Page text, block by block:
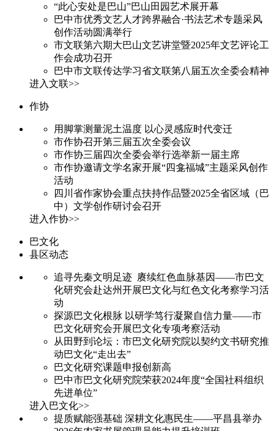
“此心安处是巴山”巴山田园艺术展开幕
巴中市优秀文艺人才跨界融合·书法艺术专题采风
创作活动圆满举行
市文联第六期大巴山文艺讲堂暨2025年文艺评论工
作会成功召开
巴中市文联传达学习省文联第八届五次全委会精神
进入文联>>
作协
用脚掌测量泥土温度 以心灵感应时代变迁
市作协召开第三届五次全委会议
市作协三届四次全委会举行选举新一届主席
市作协邀请文学名家开展“四龛福城”主题采风创作
活动
四川省作家协会重点扶持作品暨2025全省区域（巴
中）文学创作研讨会召开
进入作协>>
巴文化
县区动态
追寻先秦文明足迹 赓续红色血脉基因——市巴文
化研究会赴达州开展巴文化与红色文化考察学习活
动
探源巴文化根脉 以研学笃行凝聚自信力量——市
巴文化研究会开展巴文化专项考察活动
从田野到论坛：市巴文化研究院以契约文书研究推
动巴文化“走出去”
巴文化研究课题申报创新高
巴中市巴文化研究院荣获2024年度“全国社科组织
先进单位”
进入巴文化>>
提质赋能强基础 深耕文化惠民生——平昌县举办